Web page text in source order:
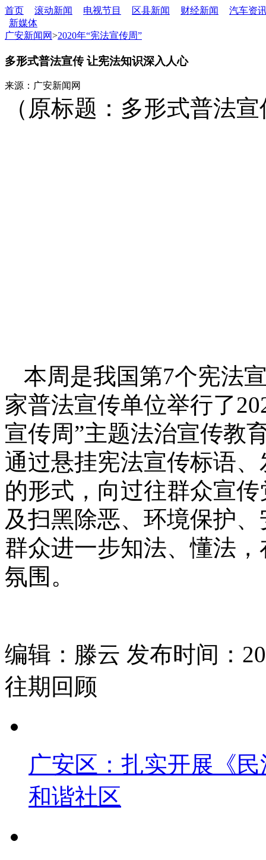
首页 滚动新闻 电视节目 区县新闻 财经新闻
汽车资
新媒体
广安新闻网>2020年“宪法宣传周”
多形式普法宣传 让宪法知识深入人心
来源：广安新闻网
（原标题：多形式普法
本周是我国第7个宪法
家普法宣传单位举行了
宣传周”主题法治宣传教
通过悬挂宪法宣传标语
的形式，向过往群众宣
及扫黑除恶、环境保护
群众进一步知法、懂法
氛围。
编辑：滕云 发布时间：
往期回顾
广安区：扎实开展《
和谐社区